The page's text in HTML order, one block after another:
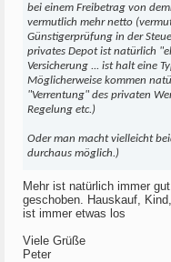
bei einem Freibetrag von
vermutlich mehr netto
Günstigerprüfung in der
privates Depot ist natürlich
Versicherung ... ist halt eine
Möglicherweise kommen
"Verrentung" des privaten
Regelung etc.)
Oder man macht vielleicht
durchaus möglich.)
Mehr ist natürlich immer
geschoben. Hauskauf,
ist immer etwas los
Viele Grüße
Peter